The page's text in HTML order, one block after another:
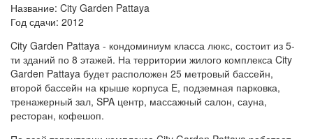
Название: City Garden Pattaya
Год сдачи: 2012
City Garden Pattaya - кондоминиум класса люкс, состоит из 5-
ти зданий по 8 этажей. На территории жилого комплекса City
Garden Pattaya будет расположен 25 метровый бассейн,
второй бассейн на крыше корпуса E, подземная парковка,
тренажерный зал, SPA центр, массажный салон, сауна,
ресторан, кофешоп.